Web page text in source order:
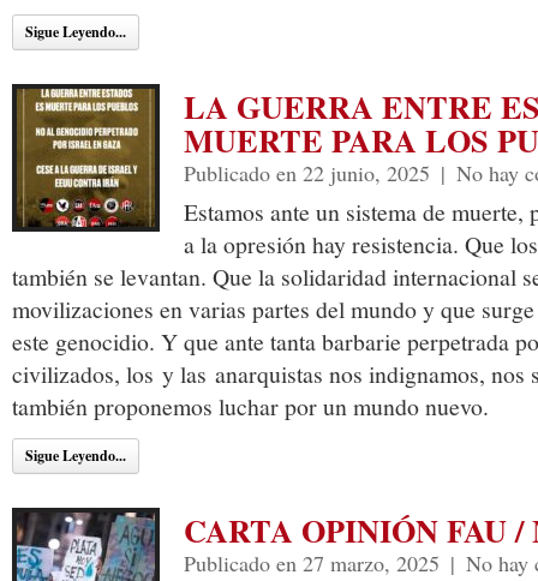
Sigue Leyendo...
LA GUERRA ENTRE
MUERTE PARA LOS
Publicado en 22 junio, 2025 | No hay
Estamos ante un sistema de muerte,
a la opresión hay resistencia. Que
también se levantan. Que la solidaridad internacional
movilizaciones en varias partes del mundo y que
este genocidio. Y que ante tanta barbarie perpetrada
civilizados, los y las anarquistas nos indignamos, nos
también proponemos luchar por un mundo nuevo.
Sigue Leyendo...
CARTA OPINIÓN FAU /
Publicado en 27 marzo, 2025 | No hay